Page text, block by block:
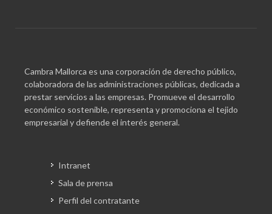
Cambra Mallorca es una corporación de derecho público,
colaboradora de las administraciones públicas, dedicada a
prestar servicios a las empresas. Promueve el desarrollo
económico sostenible, representa y promociona el tejido
empresarial y defiende el interés general.
Intranet
Sala de prensa
Perfil del contratante